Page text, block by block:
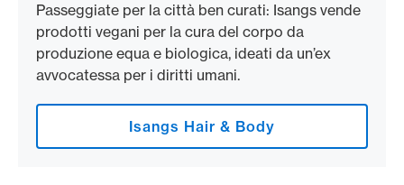
Passeggiate per la città ben curati: Isangs vende
prodotti vegani per la cura del corpo da
produzione equa e biologica, ideati da un’ex
avvocatessa per i diritti umani.
Isangs Hair & Body